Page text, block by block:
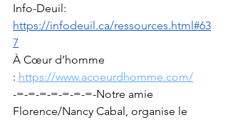
Info-Deuil:
https://infodeuil.ca/ressources.html#63
7
À Cœur d’homme
: https://www.acoeurdhomme.com/
-=-=-=-=-=-=-=-Notre amie
Florence/Nancy Cabal, organise le